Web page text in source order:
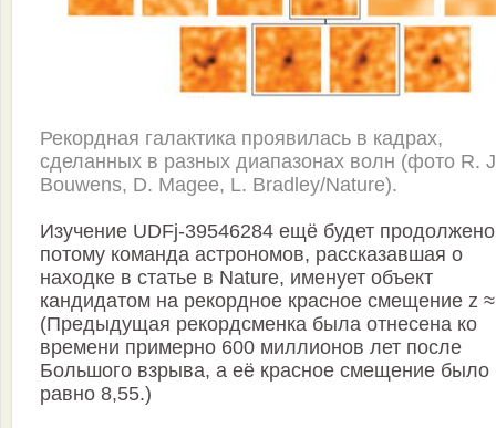
Рекордная галактика проявилась в кадрах,
сделанных в разных диапазонах волн (фото R.
Bouwens, D. Magee, L. Bradley/Nature).
Изучение UDFj-39546284 ещё будет
потому команда астрономов, рассказавшая о
находке в статье в Nature, именует объект
кандидатом на рекордное красное смещение z
(Предыдущая рекордсменка была отнесена ко
времени примерно 600 миллионов лет после
Большого взрыва, а её красное смещение было
равно 8,55.)